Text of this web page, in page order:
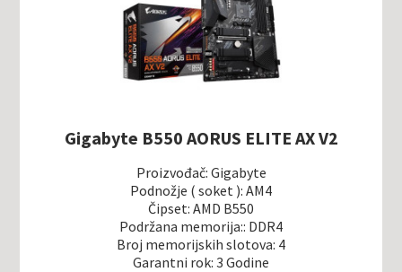
Gigabyte B550 AORUS ELITE AX V2
Proizvođač: Gigabyte
Podnožje ( soket ): AM4
Čipset: AMD B550
Podržana memorija:: DDR4
Broj memorijskih slotova: 4
Garantni rok: 3 Godine